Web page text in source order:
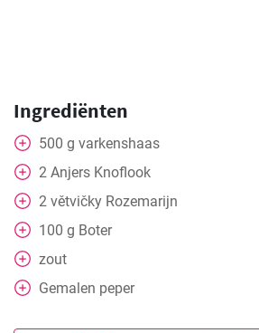
Ingrediënten
500 g varkenshaas
2 Anjers Knoflook
2 větvičky Rozemarijn
100 g Boter
zout
Gemalen peper